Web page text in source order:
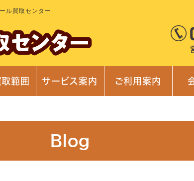
ル買取センター
範囲 サービス案内 ご利用案内
Blog